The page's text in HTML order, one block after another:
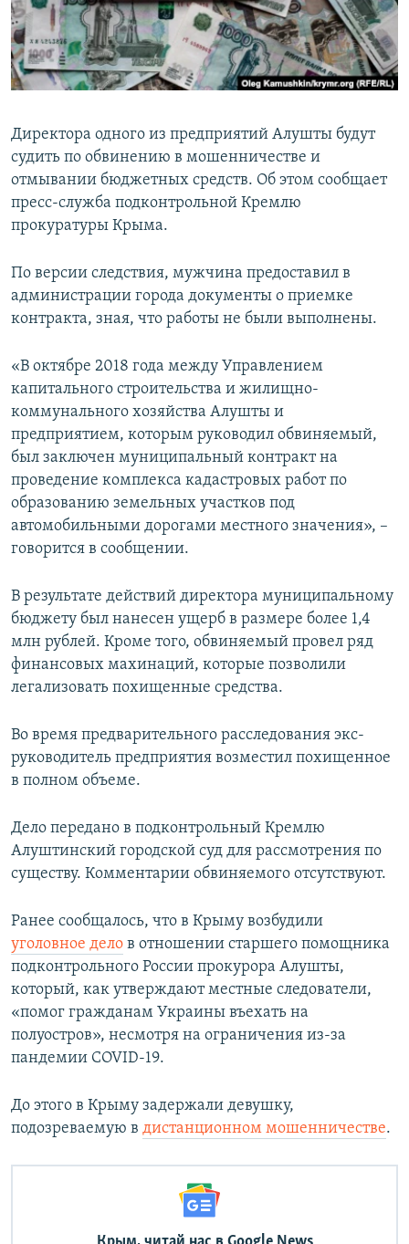
ПОБЕДИТЕЛЕЙ НЕ СУДЯТ?
КРЫМ.НЕПОКОРЕННЫЙ
ELIFBE
ПРИСОЕДИНЯЙТЕСЬ!
Все сайты RFE/RL
Директора одного из предприятий Алушты будут
судить по обвинению в мошенничестве и
отмывании бюджетных средств. Об этом сообщает
пресс-служба подконтрольной Кремлю
прокуратуры Крыма.
По версии следствия, мужчина предоставил в
администрации города документы о приемке
контракта, зная, что работы не были выполнены.
«В октябре 2018 года между Управлением
капитального строительства и жилищно-
коммунального хозяйства Алушты и
предприятием, которым руководил обвиняемый,
был заключен муниципальный контракт на
проведение комплекса кадастровых работ по
образованию земельных участков под
автомобильными дорогами местного значения», –
говорится в сообщении.
В результате действий директора муниципальному
бюджету был нанесен ущерб в размере более 1,4
млн рублей. Кроме того, обвиняемый провел ряд
финансовых махинаций, которые позволили
легализовать похищенные средства.
Во время предварительного расследования экс-
руководитель предприятия возместил похищенное
в полном объеме.
Дело передано в подконтрольный Кремлю
Алуштинский городской суд для рассмотрения по
существу. Комментарии обвиняемого отсутствуют.
Ранее сообщалось, что в Крыму возбудили
уголовное дело в отношении старшего помощника
подконтрольного России прокурора Алушты,
который, как утверждают местные следователи,
«помог гражданам Украины въехать на
полуостров», несмотря на ограничения из-за
пандемии COVID-19.
До этого в Крыму задержали девушку,
подозреваемую в дистанционном мошенничестве.